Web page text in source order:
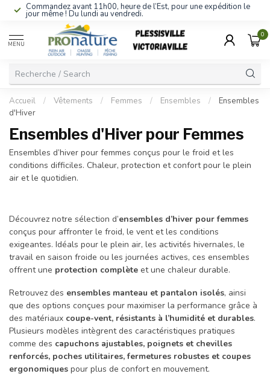
Commandez avant 11h00, heure de l’Est, pour une expédition le
jour même ! Du lundi au vendredi.
MENU
0
Accueil / Vêtements / Femmes / Ensembles /
Ensembles
d'Hiver
Ensembles d'Hiver pour Femmes
Ensembles d’hiver pour femmes conçus pour le froid et les
conditions difficiles. Chaleur, protection et confort pour le plein
air et le quotidien.
Découvrez notre sélection d’ensembles d’hiver pour femmes
conçus pour affronter le froid, le vent et les conditions
exigeantes. Idéals pour le plein air, les activités hivernales, le
travail en saison froide ou les journées actives, ces ensembles
offrent une protection complète et une chaleur durable.
Retrouvez des ensembles manteau et pantalon isolés, ainsi
que des options conçues pour maximiser la performance grâce à
des matériaux coupe-vent, résistants à l’humidité et durables.
Plusieurs modèles intègrent des caractéristiques pratiques
comme des capuchons ajustables, poignets et chevilles
renforcés, poches utilitaires, fermetures robustes et coupes
ergonomiques pour plus de confort en mouvement.